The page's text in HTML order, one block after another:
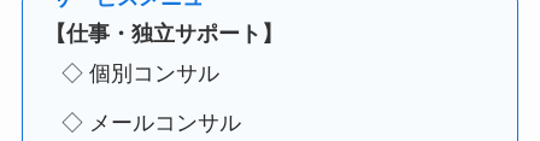
【仕事・独立サポート】
◇ 個別コンサル
◇ メールコンサル